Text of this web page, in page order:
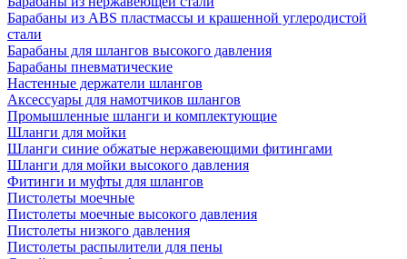
Барабаны из ABS пластмассы и крашенной углеродистой
стали
Барабаны для шлангов высокого давления
Барабаны пневматические
Настенные держатели шлангов
Аксессуары для намотчиков шлангов
Промышленные шланги и комплектующие
Шланги для мойки
Шланги синие обжатые нержавеющими фитингами
Шланги для мойки высокого давления
Фитинги и муфты для шлангов
Пистолеты моечные
Пистолеты моечные высокого давления
Пистолеты низкого давления
Пистолеты распылители для пены